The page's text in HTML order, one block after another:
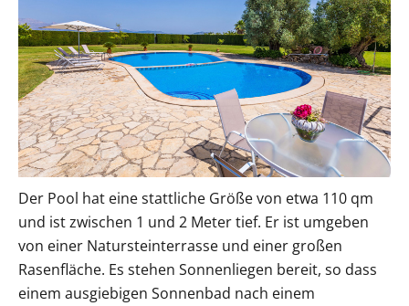
Der Pool hat eine stattliche Größe von etwa 110 qm
und ist zwischen 1 und 2 Meter tief. Er ist umgeben
von einer Natursteinterrasse und einer großen
Rasenfläche. Es stehen Sonnenliegen bereit, so dass
einem ausgiebigen Sonnenbad nach einem